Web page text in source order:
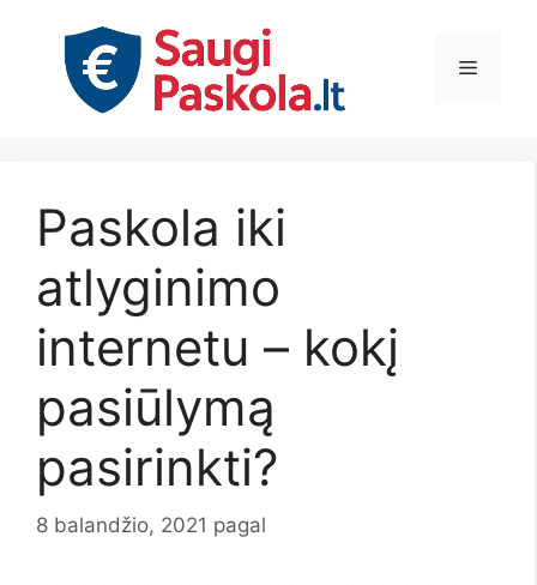
Meniu
Paskola iki
atlyginimo
internetu – kokį
pasiūlymą
pasirinkti?
8 balandžio, 2021 pagal